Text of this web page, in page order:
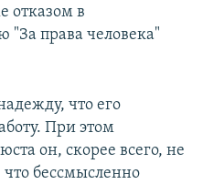
отказом в
"За права человека"
что его
При этом
он, скорее всего, не
что бессмысленно